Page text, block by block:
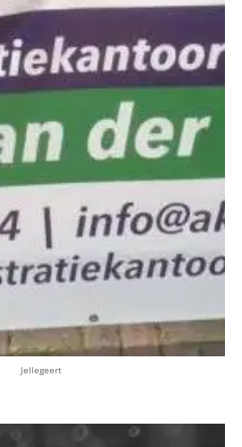
Jellegeert